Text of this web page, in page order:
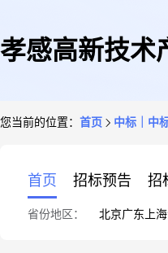
孝感高新技术
您当前的位置： 首页 中标｜中
首页 招标预告 招
省份地区： 北京广东 上海